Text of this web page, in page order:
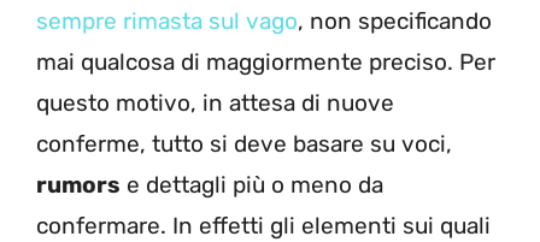
sempre rimasta sul vago, non specificando
mai qualcosa di maggiormente preciso. Per
questo motivo, in attesa di nuove
conferme, tutto si deve basare su voci,
rumors e dettagli più o meno da
confermare. In effetti gli elementi sui quali